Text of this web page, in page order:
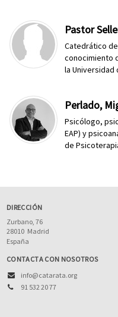
Pastor
Catedrático
conocimiento
la Universidad
Perlado,
Psicólogo,
EAP) y
de
DIRECCIÓN
Zurbano, 76
28010 Madrid
España
CONTACTA CON NOSOTROS
info@catarata.org
91 532 20 77